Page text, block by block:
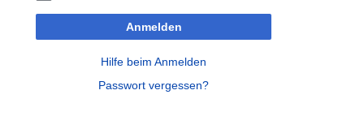
Anmelden
Hilfe beim Anmelden
Passwort vergessen?